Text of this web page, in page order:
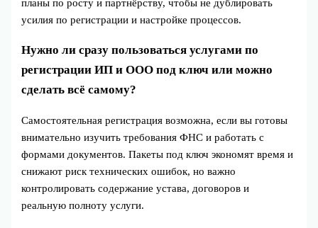
планы по росту и партнёрству, чтобы не дублировать
усилия по регистрации и настройке процессов.
Нужно ли сразу пользоваться услугами по
регистрации ИП и ООО под ключ или можно
сделать всё самому?
Самостоятельная регистрация возможна, если вы готовы
внимательно изучить требования ФНС и работать с
формами документов. Пакеты под ключ экономят время и
снижают риск технических ошибок, но важно
контролировать содержание устава, договоров и
реальную полноту услуги.